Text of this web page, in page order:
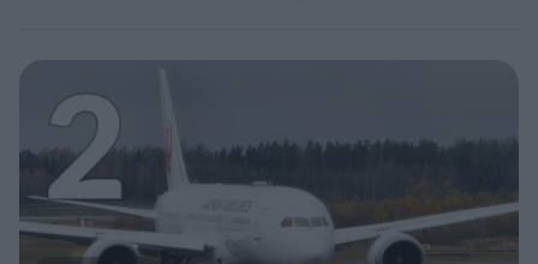
2